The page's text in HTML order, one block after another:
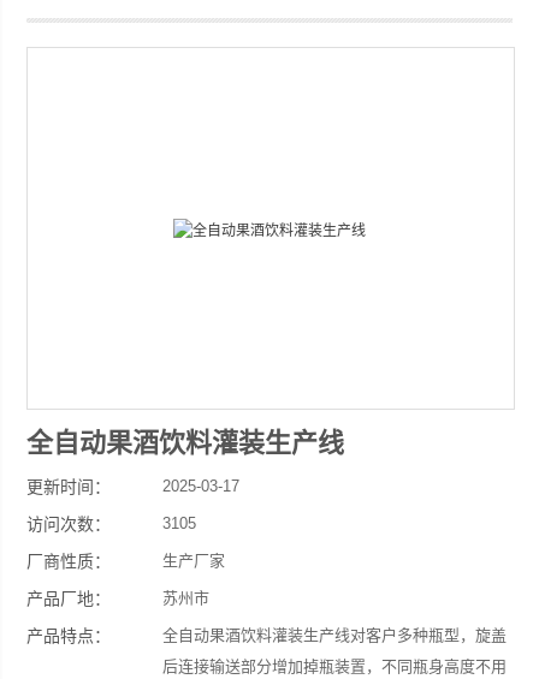
全自动果酒饮料灌装生产线
更新时间： 2025-03-17
访问次数： 3105
厂商性质： 生产厂家
产品厂地： 苏州市
产品特点：
全自动果酒饮料灌装生产线对客户多种瓶型，旋盖
后连接输送部分增加掉瓶装置，不同瓶身高度不用